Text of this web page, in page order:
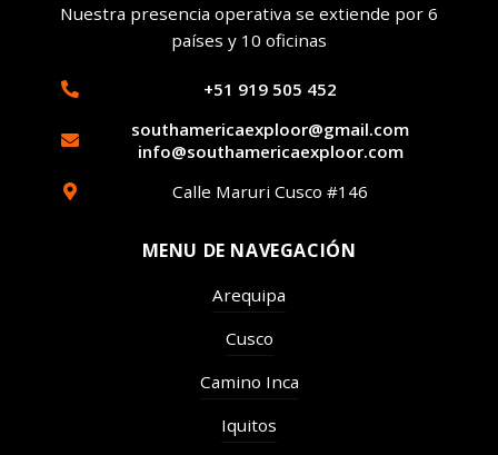
Nuestra presencia operativa se extiende por 6
países y 10 oficinas
+51 919 505 452
southamericaexploor@gmail.com
info@southamericaexploor.com
Calle Maruri Cusco #146
MENU DE NAVEGACIÓN
Arequipa
Cusco
Camino Inca
Iquitos